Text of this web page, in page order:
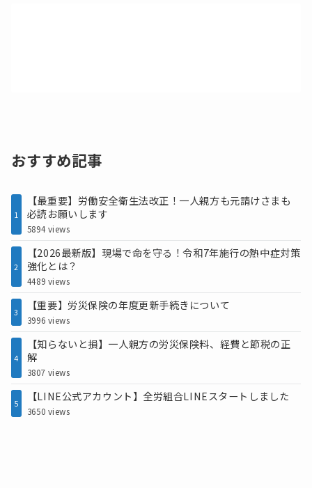
おすすめ記事
1
【最重要】労働安全衛生法改正！一人親方も元請けさまも
必読お願いします
5894 views
2
【2026最新版】現場で命を守る！令和7年施行の熱中症対策
強化とは？
4489 views
3
【重要】労災保険の年度更新手続きについて
3996 views
4
【知らないと損】一人親方の労災保険料、経費と節税の正
解
3807 views
5
【LINE公式アカウント】全労組合LINEスタートしました
3650 views